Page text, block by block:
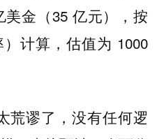
金（35 亿元），按
计算，估值为 1000
荒谬了，没有任何逻